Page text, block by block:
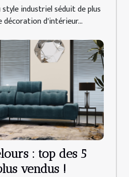
industriel séduit de plus
décoration d'intérieur...
: top des 5
vendus !